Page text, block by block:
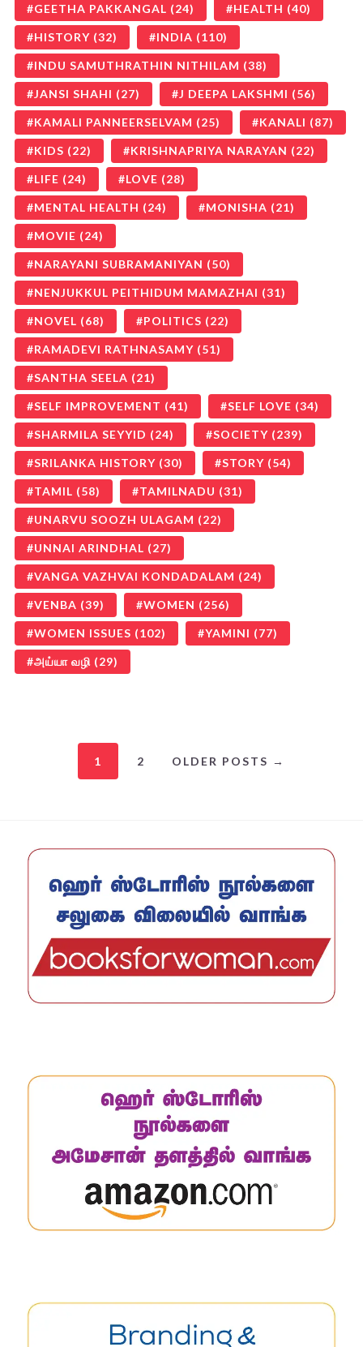
GEETHA PAKKANGAL (24) HEALTH (40)
HISTORY (32) INDIA (110)
INDU SAMUTHRATHIN NITHILAM (38)
JANSI SHAHI (27) J DEEPA LAKSHMI (56)
KAMALI PANNEERSELVAM (25) KANALI (87)
KIDS (22) KRISHNAPRIYA NARAYAN (22)
LIFE (24) LOVE (28)
MENTAL HEALTH (24) MONISHA (21)
MOVIE (24)
NARAYANI SUBRAMANIYAN (50)
NENJUKKUL PEITHIDUM MAMAZHAI (31)
NOVEL (68) POLITICS (22)
RAMADEVI RATHNASAMY (51)
SANTHA SEELA (21)
SELF IMPROVEMENT (41) SELF LOVE (34)
SHARMILA SEYYID (24) SOCIETY (239)
SRILANKA HISTORY (30) STORY (54)
TAMIL (58) TAMILNADU (31)
UNARVU SOOZH ULAGAM (22)
UNNAI ARINDHAL (27)
VANGA VAZHVAI KONDADALAM (24)
VENBA (39) WOMEN (256)
WOMEN ISSUES (102) YAMINI (77)
அய்யா வழி (29)
1 2 OLDER POSTS →